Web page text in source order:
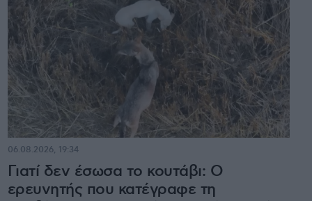
Γιατί δεν έσωσα το κουτάβι: Ο
ερευνητής που κατέγραφε τη
06.08.2026, 19:34